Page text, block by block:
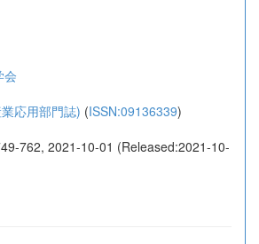
会
応用部門誌) (ISSN:09136339)
762, 2021-10-01 (Released:2021-10-